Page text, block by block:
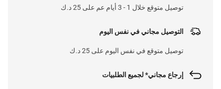
توصيل متوقع خلال 1 - 3 أيام عم على 25 د.ك
التوصيل مجاني في نفس اليوم
توصيل متوقع في نفس اليوم على 25 د.ك
إرجاع مجاني* لجميع الطلبيات